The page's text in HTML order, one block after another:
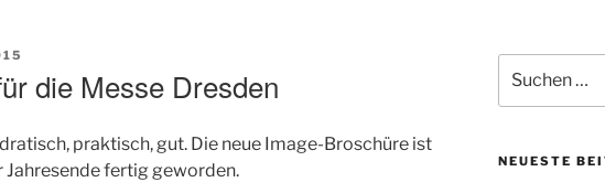
die Messe Dresden
praktisch, gut. Die neue Image-Broschüre ist
Jahresende fertig geworden.
nach:
NEUESTE